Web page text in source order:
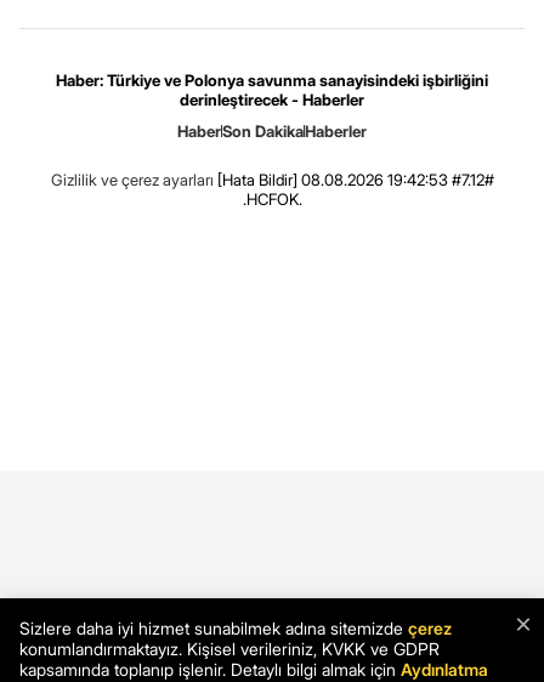
Haber: Türkiye ve Polonya savunma sanayisindeki işbirliğini
derinleştirecek - Haberler
HaberSon DakikaHaberler
Gizlilik ve çerez ayarları [Hata Bildir] 08.08.2026 19:42:53 #7.12#
.HCFOK.
×
Sizlere daha iyi hizmet sunabilmek adına sitemizde çerez
konumlandırmaktayız. Kişisel verileriniz, KVKK ve GDPR
kapsamında toplanıp işlenir. Detaylı bilgi almak için Aydınlatma